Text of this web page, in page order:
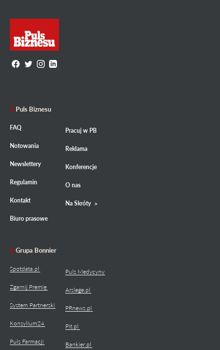
Puls Biznesu
FAQ
Notowania
Newslettery
Regulamin
Kontakt
Biuro prasowe
Pracuj w PB
Reklama
Konferencje
O nas
Na Skróty
Grupa Bonnier
Spotdata.pl
Zgarnij Premię
System Partnerski
Konsylium24
Puls Farmacji
Puls Medycyny
Arslege.pl
PRnews.pl
Pit.pl
Bankier.pl